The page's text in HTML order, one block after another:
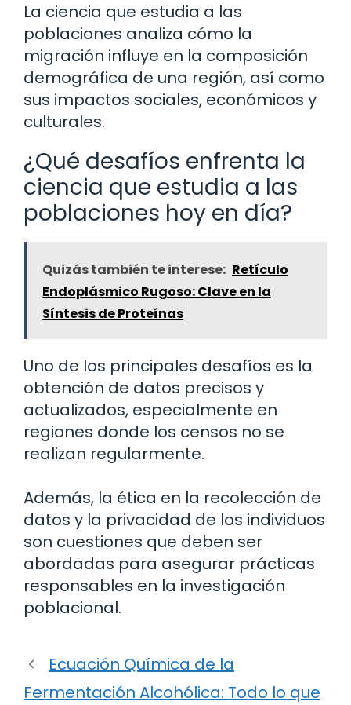
La ciencia que estudia a las
poblaciones analiza cómo la
migración influye en la composición
demográfica de una región, así como
sus impactos sociales, económicos y
culturales.
¿Qué desafíos enfrenta la
ciencia que estudia a las
poblaciones hoy en día?
Quizás también te interese: Retículo
Endoplásmico Rugoso: Clave en la
Síntesis de Proteínas
Uno de los principales desafíos es la
obtención de datos precisos y
actualizados, especialmente en
regiones donde los censos no se
realizan regularmente.
Además, la ética en la recolección de
datos y la privacidad de los individuos
son cuestiones que deben ser
abordadas para asegurar prácticas
responsables en la investigación
poblacional.
Ecuación Química de la
Fermentación Alcohólica: Todo lo que